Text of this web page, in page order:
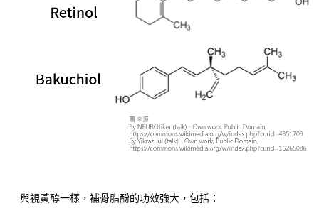
與視黃醇一樣，補骨脂酚的功效強大，包括：